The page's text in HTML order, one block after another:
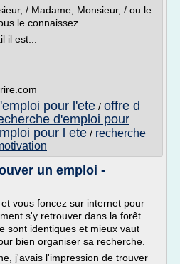
/ Madame, Monsieur, / ou le
le connaissez.
il est...
pour l'ete / offre d
d'emploi pour
pour l ete / recherche
un emploi -
vous foncez sur internet pour
s'y retrouver dans la forêt
sont identiques et mieux vaut
bien organiser sa recherche.
j'avais l'impression de trouver